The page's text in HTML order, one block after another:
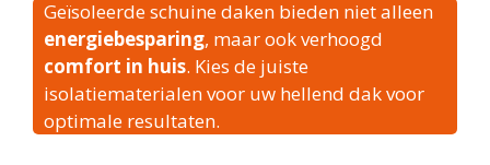
Geïsoleerde schuine daken bieden niet alleen
energiebesparing, maar ook verhoogd
comfort in huis. Kies de juiste
isolatiematerialen voor uw hellend dak voor
optimale resultaten.